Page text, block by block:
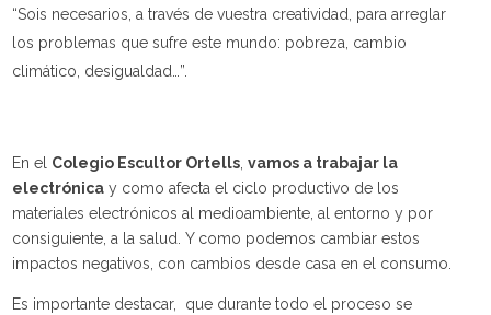
“Sois necesarios, a través de vuestra creatividad, para arreglar
los problemas que sufre este mundo: pobreza, cambio
climático, desigualdad…”.
En el Colegio Escultor Ortells ,vamos a trabajar la
electrónica y como afecta el ciclo productivo de los
materiales electrónicos al medioambiente, al entorno y por
consiguiente, a la salud. Y como podemos cambiar estos
impactos negativos, con cambios desde casa en el consumo.
Es importante destacar, que durante todo el proceso se